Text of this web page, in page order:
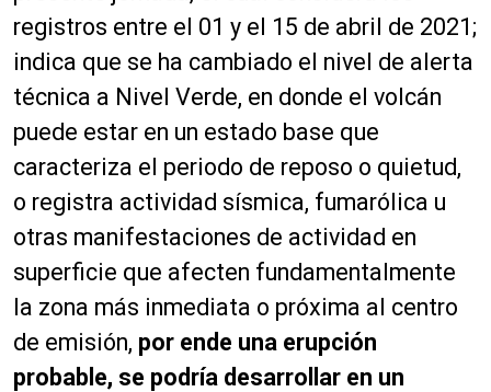
registros entre el 01 y el 15 de abril de 2021;
indica que se ha cambiado el nivel de alerta
técnica a Nivel Verde, en donde el volcán
puede estar en un estado base que
caracteriza el periodo de reposo o quietud,
o registra actividad sísmica, fumarólica u
otras manifestaciones de actividad en
superficie que afecten fundamentalmente
la zona más inmediata o próxima al centro
de emisión, por ende una erupción
probable, se podría desarrollar en un